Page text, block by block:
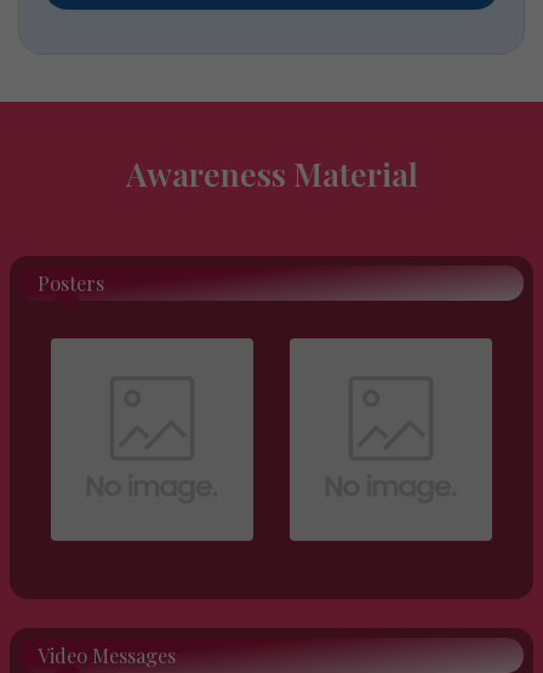
Awareness Material
Posters
Video Messages